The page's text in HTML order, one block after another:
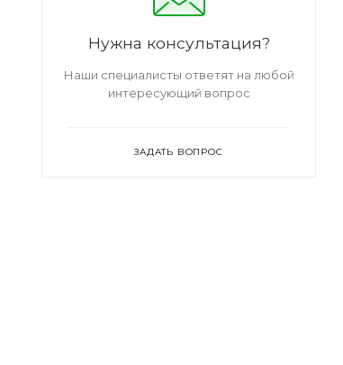
Нужна консультация?
Наши специалисты ответят на любой
интересующий вопрос
ЗАДАТЬ ВОПРОС